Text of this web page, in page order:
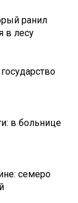
ранил
в лесу
в больнице
семеро